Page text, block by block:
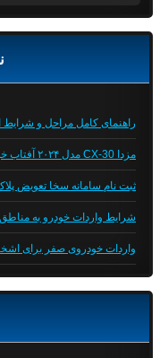
راهنمای کامل مراحل و شرایط اسقاط
مزدا CX-30 مدل ۲۰۲۴ آفتاب خودرو؛ بررسی و مشخصات فنی
ثبت نام سامانه سخا تعویض
شرایط واردات خودرو به مناطق
واردات خودروی صفر برای